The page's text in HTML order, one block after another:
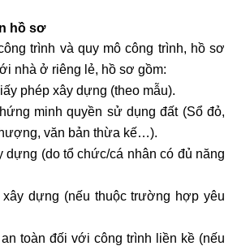
hồ sơ
trình và quy mô công trình, hồ sơ
nhà ở riêng lẻ, hồ sơ gồm:
phép xây dựng (theo mẫu).
minh quyền sử dụng đất (Sổ đỏ,
văn bản thừa kế…).
dựng (do tổ chức/cá nhân có đủ năng
dựng (nếu thuộc trường hợp yêu
toàn đối với công trình liền kề (nếu